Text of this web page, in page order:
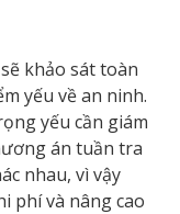
khảo sát toàn
yếu về an ninh.
yếu cần giám
án tuần tra
nhau, vì vậy
phí và nâng cao